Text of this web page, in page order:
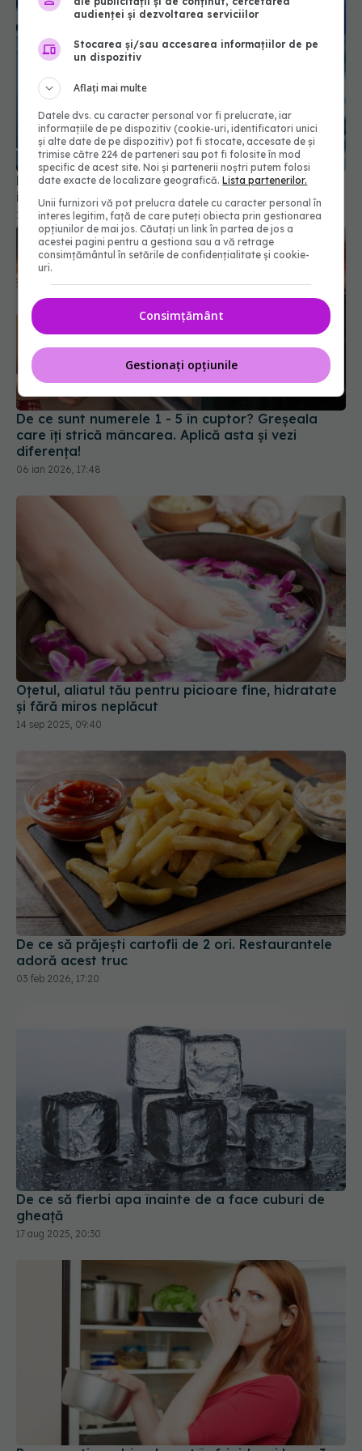
De ce să ridici ștergătoarele mașinii pe timpul
iernii
15 ian 2026, 10:05
De ce sunt numerele 1 - 5 în cuptor? Greșeala
care îți strică mâncarea. Aplică asta și vezi
diferența!
06 ian 2026, 17:48
Oțetul, aliatul tău pentru picioare fine, hidratate
și fără miros neplăcut
14 sep 2025, 09:40
De ce să prăjești cartofii de 2 ori. Restaurantele
adoră acest truc
03 feb 2026, 17:20
De ce să fierbi apa înainte de a face cuburi de
gheață
17 aug 2025, 20:30
audienței și dezvoltarea serviciilor
Stocarea și/sau accesarea informațiilor de pe
un dispozitiv
Aflați mai multe
Datele dvs. cu caracter personal vor fi prelucrate, iar
informațiile de pe dispozitiv (cookie-uri, identificatori unici
și alte date de pe dispozitiv) pot fi stocate, accesate de și
trimise către 224 de parteneri sau pot fi folosite în mod
specific de acest site. Noi și partenerii noștri putem folosi
date exacte de localizare geografică.Lista partenerilor.
Unii furnizori vă pot prelucra datele cu caracter personal în
interes legitim, față de care puteți obiecta prin gestionarea
opțiunilor de mai jos. Căutați un link în partea de jos a
acestei pagini pentru a gestiona sau a vă retrage
consimțământul în setările de confidențialitate și cookie-
uri.
Consimțământ
Gestionați opțiunile